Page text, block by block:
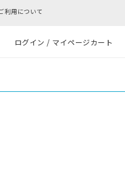
利用について
ログイン / マイページカート